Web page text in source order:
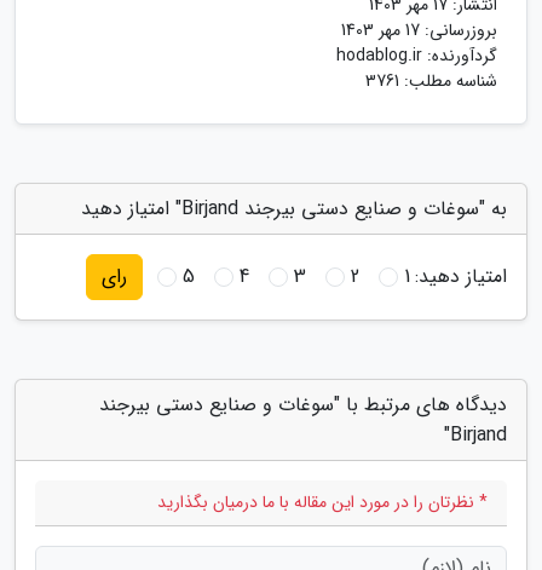
بروزرسانی: 17 مهر 1403
گردآورنده: hodablog.ir
شناسه مطلب: 3761
به "سوغات و صنایع دستی بیرجند Birjand" امتیاز دهید
امتیاز دهید:1
2
3
4
5 رای
دیدگاه های مرتبط با "سوغات و صنایع دستی بیرجند
Birjand"
* نظرتان را در مورد این مقاله با ما درمیان بگذارید